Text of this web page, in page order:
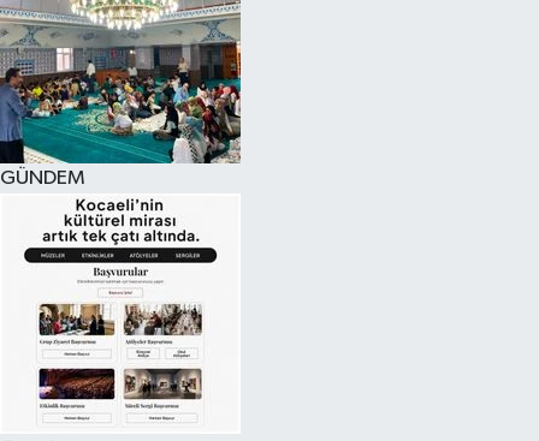
GÜNDEM
Süper Lig Puan Durumu ve Fikstür
Tüm Manşetler
Son Dakika Haberleri
Haber Arşivi